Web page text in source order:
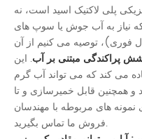
پلی لاکتیک اسید است، نه
نیاز به آب جوش یا سوپ های
فوری)، توصیه می کنیم از آن
پراکندگی مبتنی بر آب. این
می کند که می تواند آب گرم
کند و همچنین قابل خمیرسازی و تا
های مربوطه با مهندسان
فروش ما تماس بگیرید.